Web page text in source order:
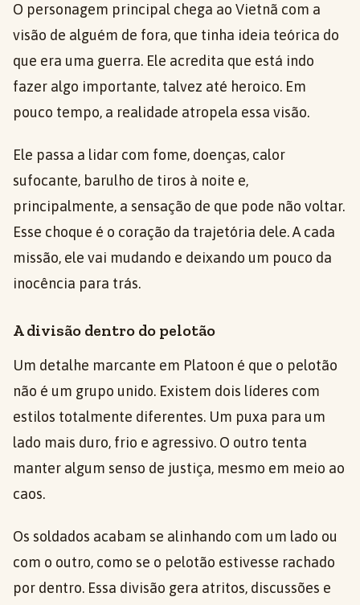
O personagem principal chega ao Vietnã com a
visão de alguém de fora, que tinha ideia teórica do
que era uma guerra. Ele acredita que está indo
fazer algo importante, talvez até heroico. Em
pouco tempo, a realidade atropela essa visão.
Ele passa a lidar com fome, doenças, calor
sufocante, barulho de tiros à noite e,
principalmente, a sensação de que pode não voltar.
Esse choque é o coração da trajetória dele. A cada
missão, ele vai mudando e deixando um pouco da
inocência para trás.
A divisão dentro do pelotão
Um detalhe marcante em Platoon é que o pelotão
não é um grupo unido. Existem dois líderes com
estilos totalmente diferentes. Um puxa para um
lado mais duro, frio e agressivo. O outro tenta
manter algum senso de justiça, mesmo em meio ao
caos.
Os soldados acabam se alinhando com um lado ou
com o outro, como se o pelotão estivesse rachado
por dentro. Essa divisão gera atritos, discussões e